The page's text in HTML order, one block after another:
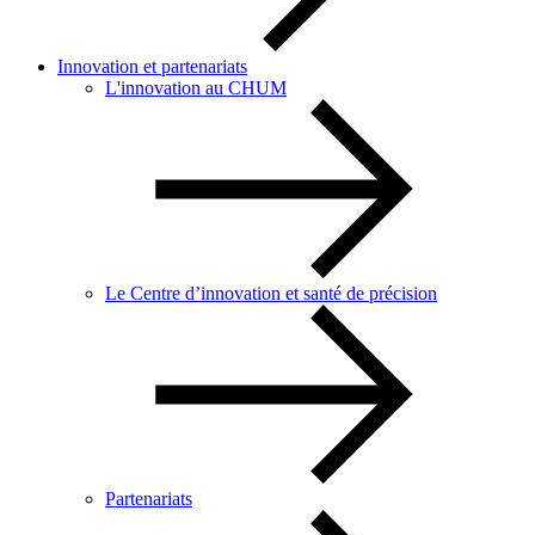
Innovation et partenariats
L'innovation au CHUM
Le Centre d’innovation et santé de précision
Partenariats